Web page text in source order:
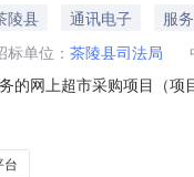
陵县 通讯电子
服务
标单位： 茶陵县司法局
的网上超市采购项目（
、采购单位信息采购单位
台